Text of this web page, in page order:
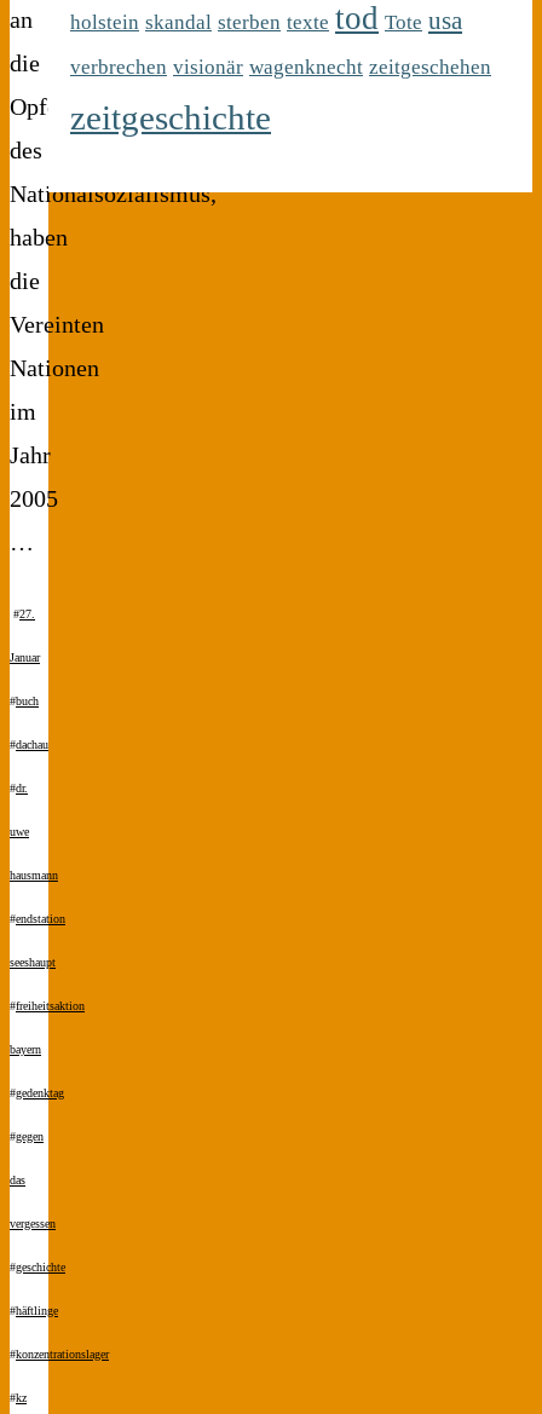
an
die
Opfer
des
Nationalsozialismus,
haben
die
Vereinten
Nationen
im
Jahr
2005
…
#27.
Januar
#buch
#dachau
#dr.
uwe
hausmann
#endstation
seeshaupt
#freiheitsaktion
bayern
#gedenktag
#gegen
das
vergessen
#geschichte
#häftlinge
#konzentrationslager
#kz
holstein skandal sterben texte tod Tote usa
verbrechen visionär wagenknecht zeitgeschehen
zeitgeschichte